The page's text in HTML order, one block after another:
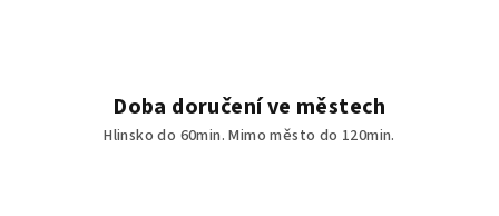
Doba doručení ve městech
Hlinsko do 60min. Mimo město do 120min.